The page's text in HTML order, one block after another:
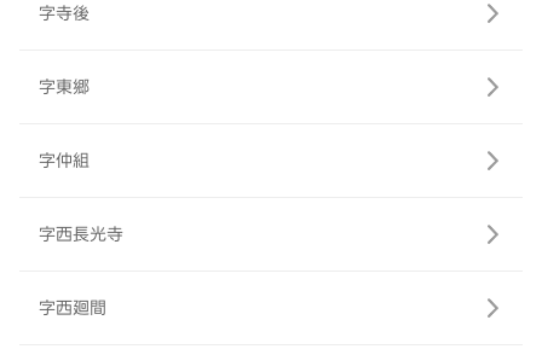
字寺後
字東郷
字仲組
字西長光寺
字西廻間